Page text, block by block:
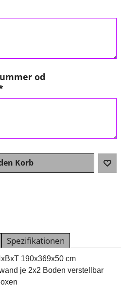
od
Korb
Spezifikationen
190x369x50 cm
je 2x2 Boden verstellbar